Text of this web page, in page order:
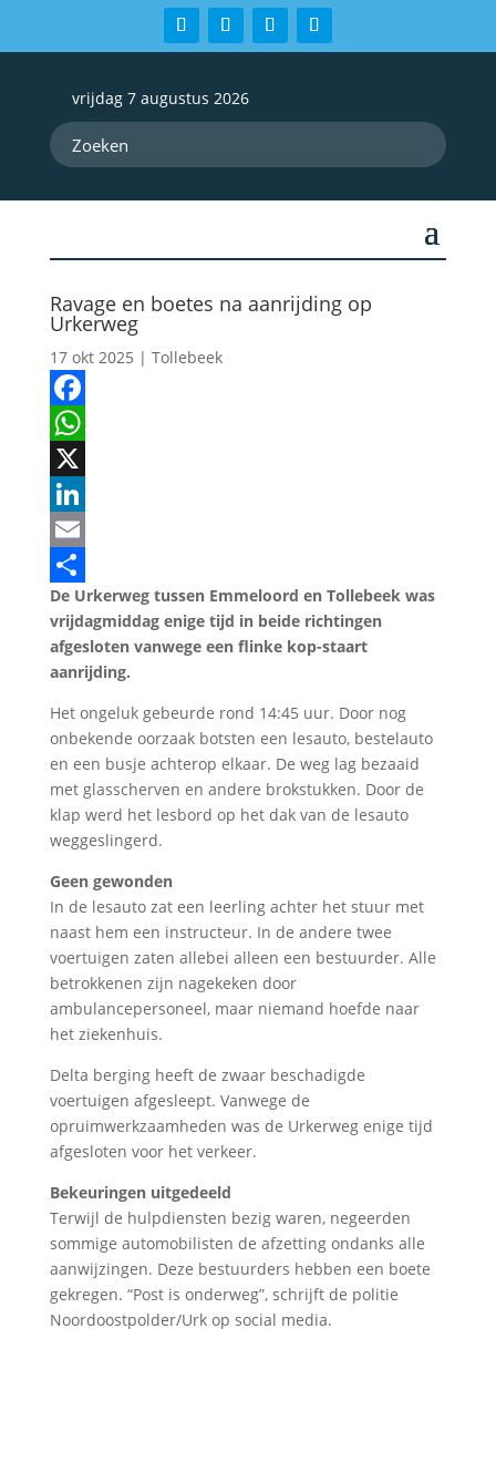
vrijdag 7 augustus 2026
Ravage en boetes na aanrijding op
Urkerweg
17 okt 2025 | Tollebeek
Facebook
WhatsApp
X
LinkedIn
Email
Delen
De Urkerweg tussen Emmeloord en Tollebeek was
vrijdagmiddag enige tijd in beide richtingen
afgesloten vanwege een flinke kop-staart
aanrijding.
Het ongeluk gebeurde rond 14:45 uur. Door nog
onbekende oorzaak botsten een lesauto, bestelauto
en een busje achterop elkaar. De weg lag bezaaid
met glasscherven en andere brokstukken. Door de
klap werd het lesbord op het dak van de lesauto
weggeslingerd.
Geen gewonden
In de lesauto zat een leerling achter het stuur met
naast hem een instructeur. In de andere twee
voertuigen zaten allebei alleen een bestuurder. Alle
betrokkenen zijn nagekeken door
ambulancepersoneel, maar niemand hoefde naar
het ziekenhuis.
Delta berging heeft de zwaar beschadigde
voertuigen afgesleept. Vanwege de
opruimwerkzaamheden was de Urkerweg enige tijd
afgesloten voor het verkeer.
Bekeuringen uitgedeeld
Terwijl de hulpdiensten bezig waren, negeerden
sommige automobilisten de afzetting ondanks alle
aanwijzingen. Deze bestuurders hebben een boete
gekregen. “Post is onderweg”, schrijft de politie
Noordoostpolder/Urk op social media.